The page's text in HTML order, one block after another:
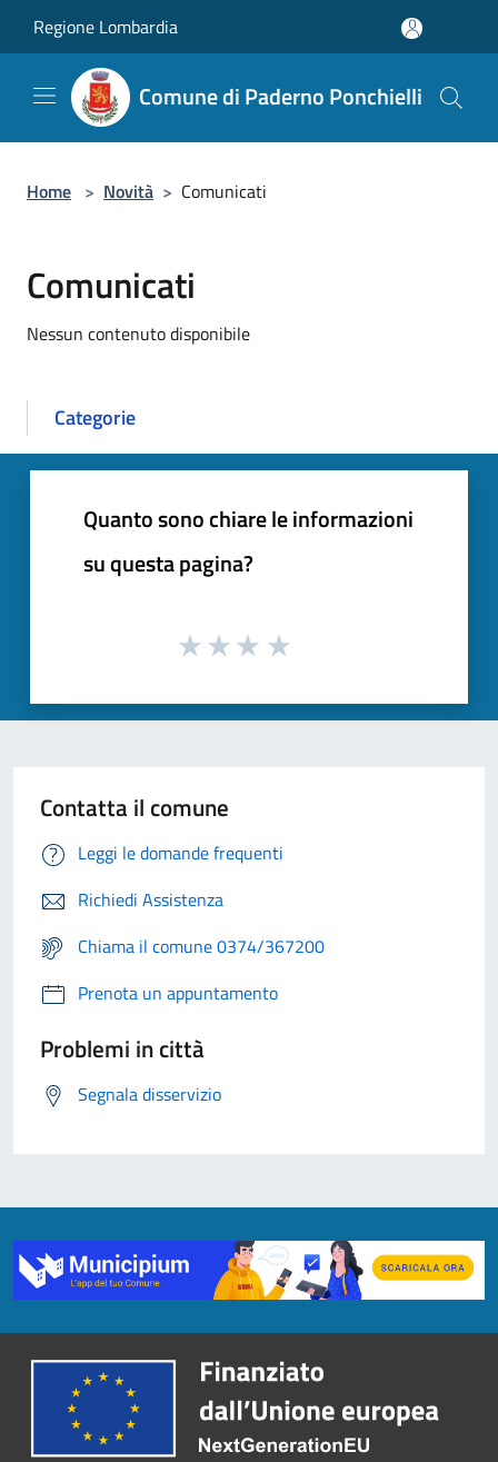
Regione Lombardia
Comune di Paderno Ponchielli
Home > Novità > Comunicati
Comunicati
Nessun contenuto disponibile
Categorie
Quanto sono chiare le informazioni
su questa pagina?
Contatta il comune
Leggi le domande frequenti
Richiedi Assistenza
Chiama il comune 0374/367200
Prenota un appuntamento
Problemi in città
Segnala disservizio